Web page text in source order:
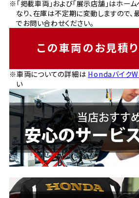
※「掲載車両」および「展示店舗」はホー
なり、在庫は不定期に変動しますので
でお問い合わせください。
この車両のお見積
※車両についての詳細は Hondaバイク
い
ホンダドリーム 横浜都筑
ホンダドリーム 横浜緑
千葉県
ホンダドリーム 船橋
ホンダドリーム 松戸
兵庫県
ホンダドリーム 神戸灘
ホンダドリーム 尼崎
ホンダドリーム 姫路
ホンダドリーム 西宮甲子
奈良県
ホンダドリーム 奈良
高知県